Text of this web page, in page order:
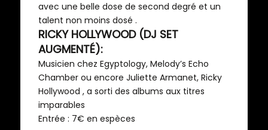
avec une belle dose de second degré et un
talent non moins dosé .
RICKY HOLLYWOOD (DJ SET
AUGMENTÉ):
Musicien chez Egyptology, Melody’s Echo
Chamber ou encore Juliette Armanet, Ricky
Hollywood , a sorti des albums aux titres
imparables
Entrée : 7€ en espèces